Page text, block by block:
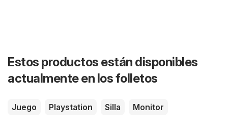
Estos productos están disponibles
actualmente en los folletos
Juego Playstation Silla Monitor